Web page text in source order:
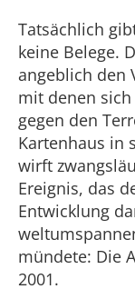
Tatsächlich
keine Belege.
angeblich den
mit denen
gegen den
Kartenhaus in
wirft
Ereignis, das
Entwicklung
mündete: Die
2001.